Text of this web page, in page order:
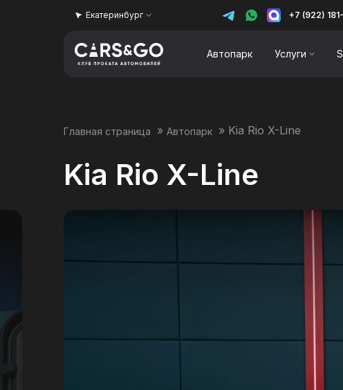
Автопарк Услуги
Екатеринбург +7 (922)
Главная страница » Автопарк » Kia Rio X-Line
Kia Rio X-Line